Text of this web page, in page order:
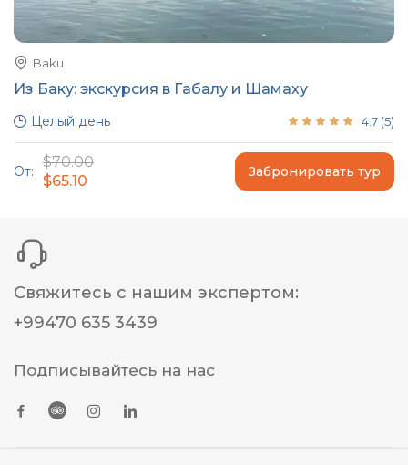
Baku
Из Баку: экскурсия в Габалу и Шамаху
Целый день 4.7 (5)
От:
$70.00
$65.10
Забронировать тур
Свяжитесь с нашим экспертом:
+99470 635 3439
Подписывайтесь на нас